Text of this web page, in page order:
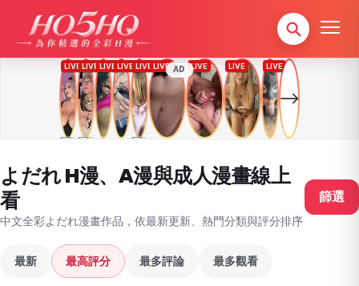
AD
よだれ H漫、A漫與成人漫畫線上
看
中文全彩よだれ漫畫作品，依最新更新、熱門分類與評分排序
篩選
最新 最高評分 最多評論 最多觀看